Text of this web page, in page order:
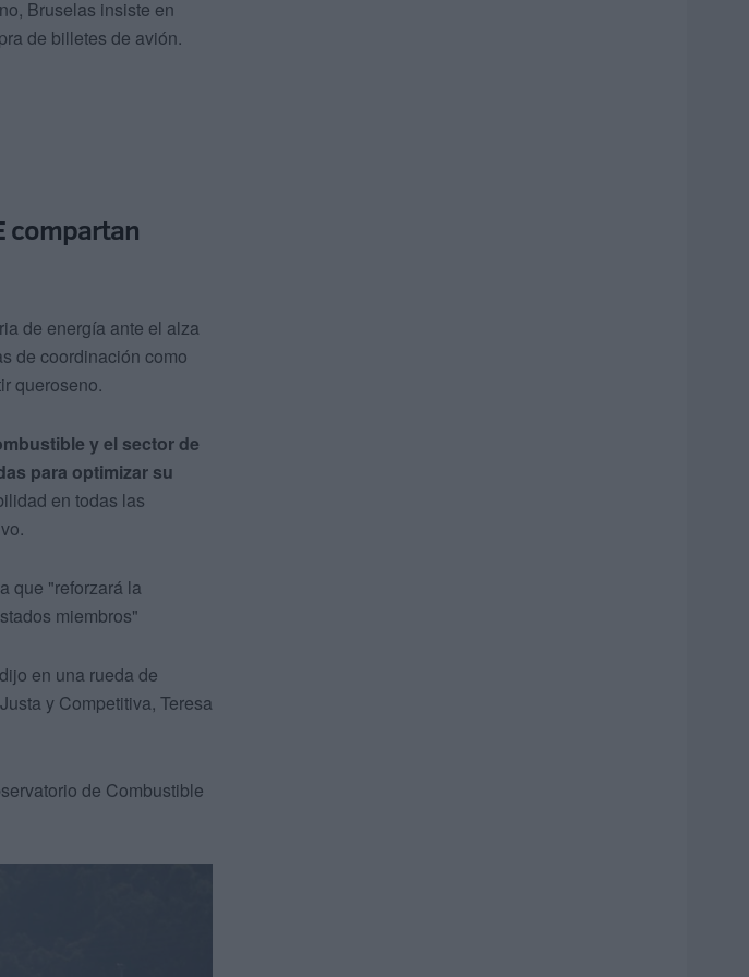
Bruselas insiste en
de billetes de avión.
compartan
de energía ante el alza
de coordinación como
queroseno.
y el sector de
para optimizar su
en todas las
que "reforzará la
miembros"
en una rueda de
y Competitiva, Teresa
de Combustible